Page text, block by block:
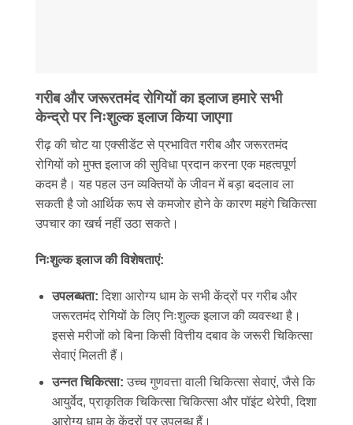
गरीब और जरूरतमंद रोगियों का इलाज हमारे सभी
केन्द्रो पर निःशुल्क इलाज किया जाएगा
रीढ़ की चोट या एक्सीडेंट से प्रभावित गरीब और जरूरतमंद
रोगियों को मुफ्त इलाज की सुविधा प्रदान करना एक महत्वपूर्ण
कदम है। यह पहल उन व्यक्तियों के जीवन में बड़ा बदलाव ला
सकती है जो आर्थिक रूप से कमजोर होने के कारण महंगे चिकित्सा
उपचार का खर्च नहीं उठा सकते।
निःशुल्क इलाज की विशेषताएं:
उपलब्धता: दिशा आरोग्य धाम के सभी केंद्रों पर गरीब और
जरूरतमंद रोगियों के लिए निःशुल्क इलाज की व्यवस्था है।
इससे मरीजों को बिना किसी वित्तीय दबाव के जरूरी चिकित्सा
सेवाएं मिलती हैं।
उन्नत चिकित्सा: उच्च गुणवत्ता वाली चिकित्सा सेवाएं, जैसे कि
आयुर्वेद, प्राकृतिक चिकित्सा चिकित्सा और पॉइंट थेरेपी, दिशा
आरोग्य धाम के केंद्रों पर उपलब्ध हैं।